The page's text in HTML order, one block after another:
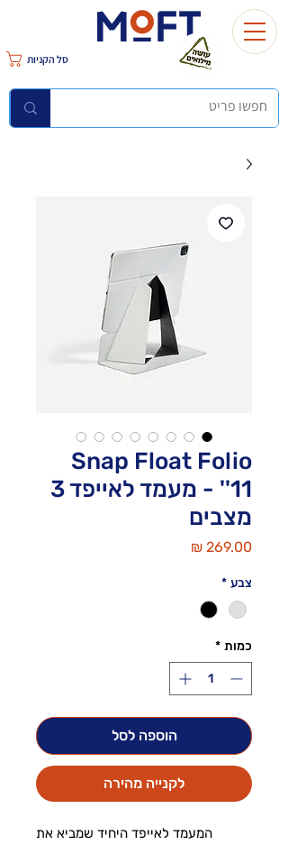
סל הקניות
Snap Float Folio
11'' - מעמד לאייפד 3
מצבים
צבע *
כמות *
הוספה לסל
לקנייה מהירה
המעמד לאייפד היחיד שמביא את